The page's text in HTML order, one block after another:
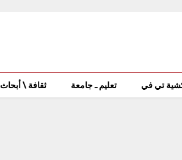
تي في تعليم ـ جامعة ثقافة \ أبحاث